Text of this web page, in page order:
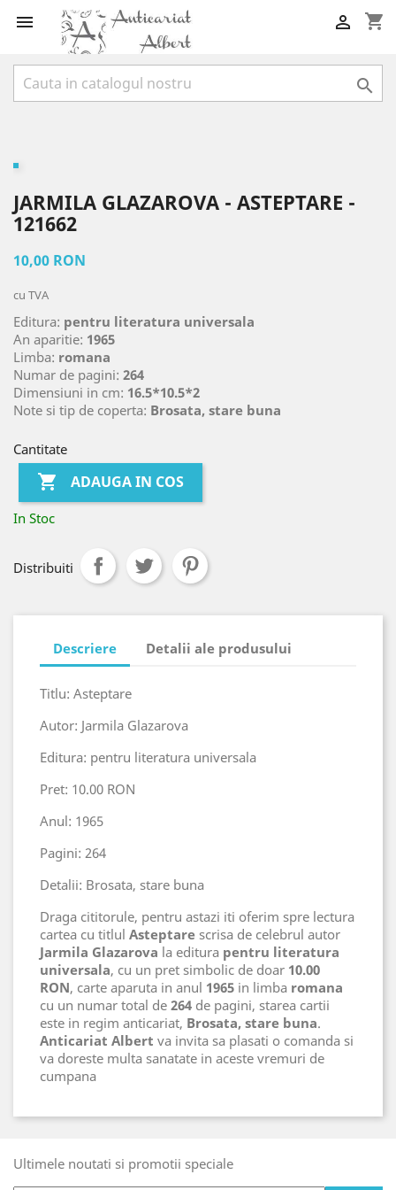
 shopping_cart


JARMILA GLAZAROVA - ASTEPTARE -
121662
10,00 RON
cu TVA
Editura: pentru literatura universala
An aparitie: 1965
Limba: romana
Numar de pagini: 264
Dimensiuni in cm: 16.5*10.5*2
Note si tip de coperta: Brosata, stare buna
Cantitate
 ADAUGA IN COS
In Stoc
Distribuiti
Descriere Detalii ale produsului
Titlu: Asteptare
Autor: Jarmila Glazarova
Editura: pentru literatura universala
Pret: 10.00 RON
Anul: 1965
Pagini: 264
Detalii: Brosata, stare buna
Draga cititorule, pentru astazi iti oferim spre lectura
cartea cu titlul Asteptare scrisa de celebrul autor
Jarmila Glazarova la editura pentru literatura
universala, cu un pret simbolic de doar 10.00
RON, carte aparuta in anul 1965 in limba romana
cu un numar total de 264 de pagini, starea cartii
este in regim anticariat, Brosata, stare buna.
Anticariat Albert va invita sa plasati o comanda si
va doreste multa sanatate in aceste vremuri de
cumpana
Ultimele noutati si promotii speciale